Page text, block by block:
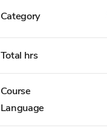
Category
Total hrs
Course
Language